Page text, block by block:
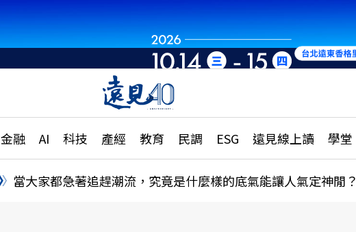
金融 AI 科技 產經 教育 民調 ESG 遠見線上讀 學堂
國際
特輯
大學升學、職涯攻略
縣市施政調查全解析
民調
更多訂閱方案
當大家都急著追趕潮流，究竟是什麼樣的底氣能讓人氣定神閒？